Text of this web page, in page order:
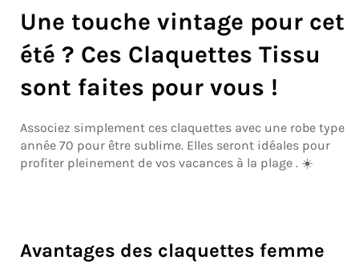
Une touche vintage pour cet
été ? Ces Claquettes Tissu
sont faites pour vous !
Associez simplement ces claquettes avec une robe type
année 70 pour être sublime. Elles seront idéales pour
profiter pleinement de vos vacances à la plage . ☀️
Avantages des claquettes femme